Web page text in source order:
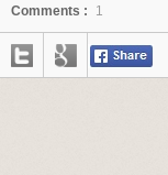
Comments :
1